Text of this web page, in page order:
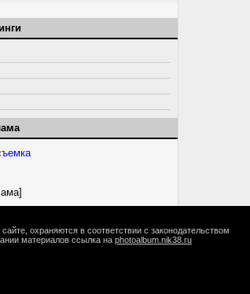
охраняются в соответствии с законодательством
материалов ссылка на photoalbum.nik38.ru